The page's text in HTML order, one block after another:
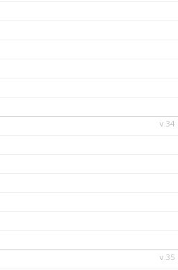
v.34
v.35